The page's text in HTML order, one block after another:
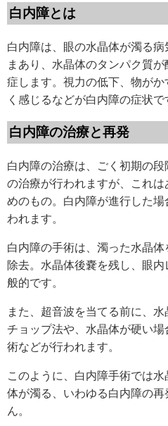
白内障とは
白内障は、眼の水晶体が濁る
まあり、水晶体のタンパク質
症します。視力の低下、物が
く感じるなどが白内障の症状で
白内障の治療と再発
白内障の治療は、ごく初期の
の治療が行われますが、これ
めのもの。白内障が進行した
われます。
白内障の手術は、濁った水晶体
除去。水晶体後嚢を残し、眼
般的です。
また、超音波を当てる前に、
チョップ法や、水晶体が硬い
術などが行われます。
このように、白内障手術では
体が濁る、いわゆる白内障の
ん。